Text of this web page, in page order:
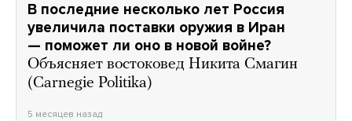
В последние несколько лет Россия
увеличила поставки оружия в Иран
— поможет ли оно в новой войне?
Объясняет востоковед Никита Смагин
(Carnegie Politika)
5 месяцев назад